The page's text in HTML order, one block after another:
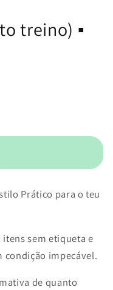
treino) ▪️
Prático para o teu
itens sem etiqueta e
condição impecável.
de quanto